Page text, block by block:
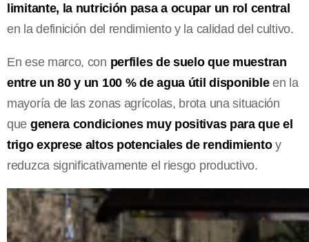
limitante, la nutrición pasa a ocupar un rol central
en la definición del rendimiento y la calidad del cultivo.
En ese marco, con perfiles de suelo que muestran
entre un 80 y un 100 % de agua útil disponibleen la
mayoría de las zonas agrícolas, brota una situación
que genera condiciones muy positivas para que el
trigo exprese altos potenciales de rendimientoy
reduzca significativamente el riesgo productivo.